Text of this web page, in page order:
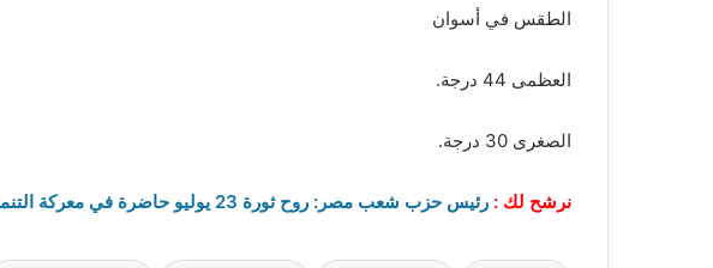
الطقس في أسوان
العظمى 44 درجة.
الصغرى 30 درجة.
نرشح لك : رئيس حزب شعب مصر: روح ثورة 23 يوليو حاضرة في معركة التنمية الشاملة برعاية القيادة السياسية